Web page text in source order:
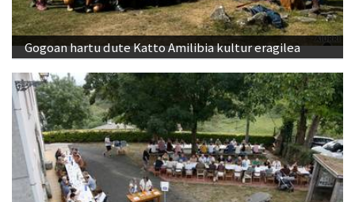
Gogoan hartu dute Katto Amilibia kultur eragilea